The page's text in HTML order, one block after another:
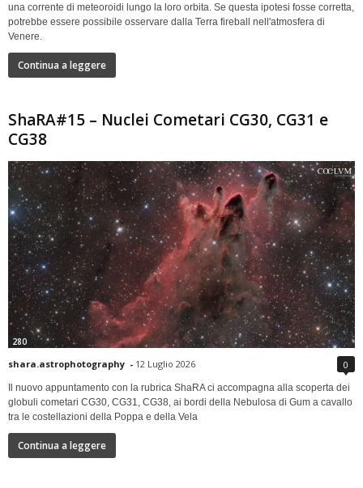
una corrente di meteoroidi lungo la loro orbita. Se questa ipotesi fosse corretta,
potrebbe essere possibile osservare dalla Terra fireball nell'atmosfera di
Venere.
Continua a leggere
ShaRA#15 – Nuclei Cometari CG30, CG31 e
CG38
280
shara.astrophotography - 12 Luglio 2026 0
Il nuovo appuntamento con la rubrica ShaRA ci accompagna alla scoperta dei
globuli cometari CG30, CG31, CG38, ai bordi della Nebulosa di Gum a cavallo
tra le costellazioni della Poppa e della Vela
Continua a leggere